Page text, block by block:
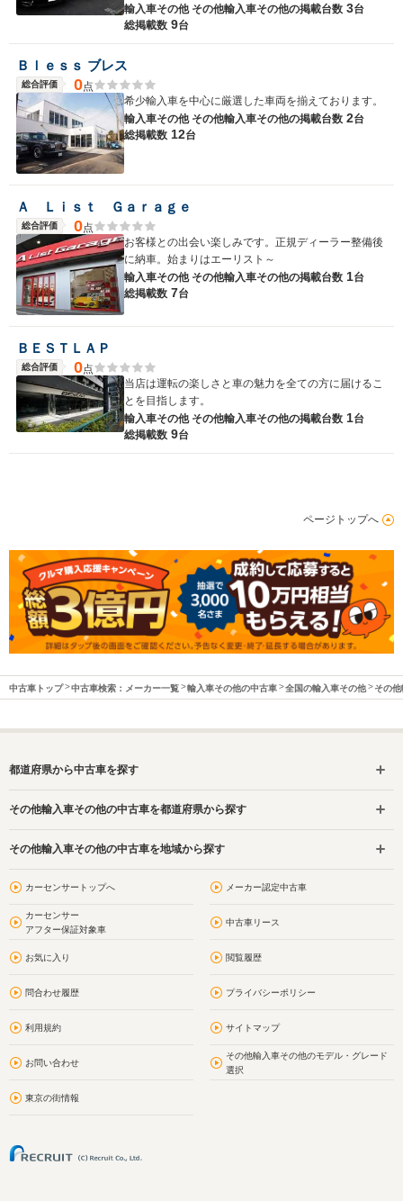
輸入車その他 その他輸入車その他の掲載台数 3台
総掲載数 9台
Ｂｌｅｓｓ ブレス
総合評価 0点
希少輸入車を中心に厳選した車両を揃えております。
輸入車その他 その他輸入車その他の掲載台数 2台
総掲載数 12台
Ａ Ｌｉｓｔ Ｇａｒａｇｅ
総合評価 0点
お客様との出会い楽しみです。正規ディーラー整備後
に納車。始まりはエーリスト～
輸入車その他 その他輸入車その他の掲載台数 1台
総掲載数 7台
ＢＥＳＴＬＡＰ
総合評価 0点
当店は運転の楽しさと車の魅力を全ての方に届けるこ
とを目指します。
輸入車その他 その他輸入車その他の掲載台数 1台
総掲載数 9台
ページトップへ
中古車トップ 中古車検索：メーカー一覧 輸入車その他の中古車 全国の輸入車その他 その
都道府県から中古車を探す
その他輸入車その他の中古車を都道府県から探す
その他輸入車その他の中古車を地域から探す
カーセンサートップへ メーカー認定中古車
カーセンサー
アフター保証対象車
中古車リース
お気に入り 閲覧履歴
問合わせ履歴 プライバシーポリシー
利用規約 サイトマップ
お問い合わせ
その他輸入車その他のモデル・グレード
選択
東京の街情報